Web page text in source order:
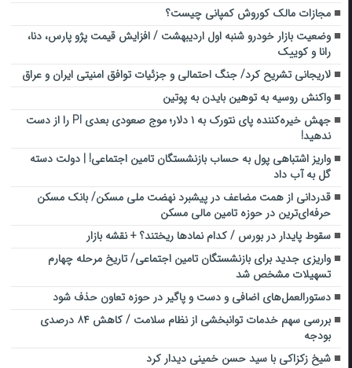
مجازات مالک کوروش کمپانی چیست؟
وضعیت بازار خودرو شنبه اول اردیبهشت / افزایش قیمت پژو پارس، دنا،
رانا و کوییک
لاریجانی تشریح کرد/ جنگ احتمالی و جزئیات توافق امنیتی ایران و عراق
واکنش روسیه به توهین بایدن به پوتین
جهش خیره‌کننده پای نتورک به ۱ دلار؛ موج صعودی بعدی PI را از دست
ندهید!
واریز اشتباهی پول به حساب بازنشستگان تامین اجتماعی! | دولت دسته
گل به آب داد
قدردانی از همت مضاعف در پیشبرد نهضت ملی مسکن/ بانک مسکن
حرفه‌ای‌ترین در حوزه تامین مالی مسکن
سقوط پایدار در بورس / کدام نمادها ریختند؟ + نقشه بازار
واریزی جدید برای بازنشستگان تامین اجتماعی/ تاریخ مرحله چهارم
تسهیلات مشخص شد
دستورالعمل‌های اضافی و دست و پاگیر در حوزه تعاون حذف شود
بررسی سهم خدمات توانبخشی از نظام سلامت / کاهش ۸۴ درصدی
بودجه
شیخ زکزاکی با سید حسن خمینی دیدار کرد